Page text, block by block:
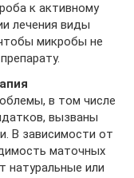
к активному
лечения виды
микробы не
в том числе
вызваны
В зависимости от
маточных
натуральные или